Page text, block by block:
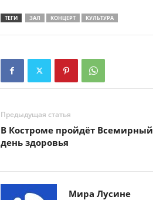
ТЕГИ ЗАЛ КОНЦЕРТ КУЛЬТУРА
Предыдущая статья
В Костроме пройдёт Всемирный
день здоровья
Мира Лусине